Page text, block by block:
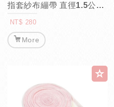
指套紗布繃帶 直徑1.5公分長5米
NT$ 280
More